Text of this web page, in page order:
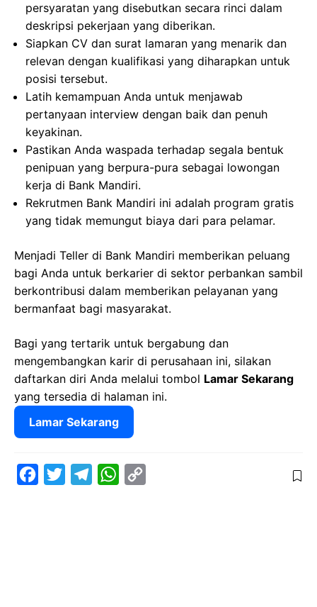
persyaratan yang disebutkan secara rinci dalam
deskripsi pekerjaan yang diberikan.
Siapkan CV dan surat lamaran yang menarik dan
relevan dengan kualifikasi yang diharapkan untuk
posisi tersebut.
Latih kemampuan Anda untuk menjawab
pertanyaan interview dengan baik dan penuh
keyakinan.
Pastikan Anda waspada terhadap segala bentuk
penipuan yang berpura-pura sebagai lowongan
kerja di Bank Mandiri.
Rekrutmen Bank Mandiri ini adalah program gratis
yang tidak memungut biaya dari para pelamar.
Menjadi Teller di Bank Mandiri memberikan peluang
bagi Anda untuk berkarier di sektor perbankan sambil
berkontribusi dalam memberikan pelayanan yang
bermanfaat bagi masyarakat.
Bagi yang tertarik untuk bergabung dan
mengembangkan karir di perusahaan ini, silakan
daftarkan diri Anda melalui tombol Lamar Sekarang
yang tersedia di halaman ini.
Lamar Sekarang
W